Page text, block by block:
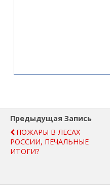
Предыдущая Запись
ПОЖАРЫ В ЛЕСАХ
РОССИИ, ПЕЧАЛЬНЫЕ
ИТОГИ?